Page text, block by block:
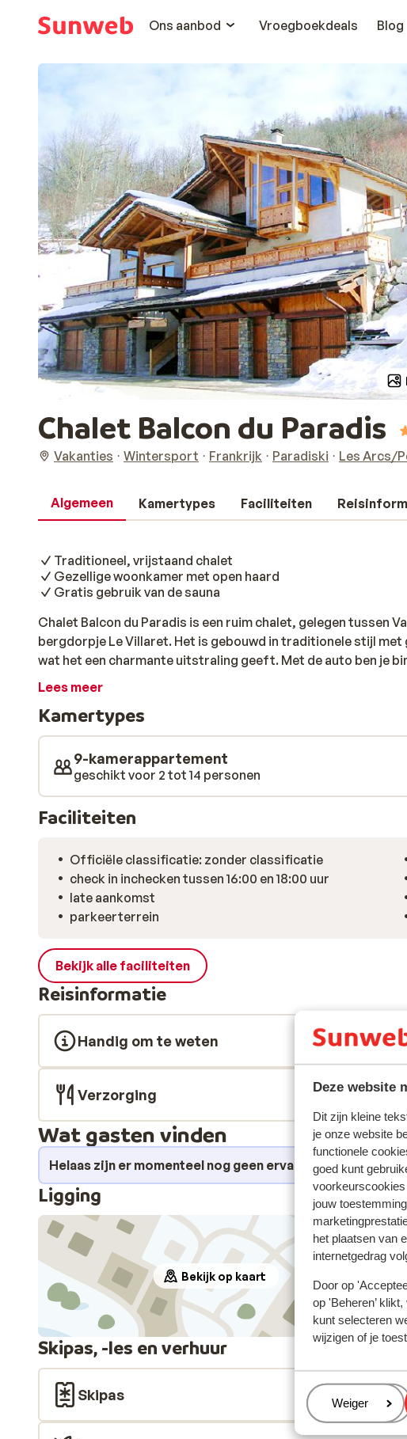
Deze website
Dit zijn kleine
je onze website
functionele
goed kunt
jouw
het plaatsen van
internetgedrag
Door op
op 'Beheren’
kunt selecteren
wijzigen of je
Beheren
Weiger
Ons aanbod
Vroegboekdeals Blog
Chalet Balcon du Paradis
Vakanties Wintersport Frankrijk Paradiski Les Arcs/
Algemeen Kamertypes Faciliteiten
Traditioneel, vrijstaand chalet
Gezellige woonkamer met open haard
Gratis gebruik van de sauna
Chalet Balcon du Paradis is een ruim chalet, gelegen tussen
bergdorpje Le Villaret. Het is gebouwd in traditionele stijl met
wat het een charmante uitstraling geeft. Met de auto ben je
Peisey vind je al op 600 meter van het chalet. De Lonzagne
verdiepingen en heeft een gezellige woonkamer met open
houten balken, de grote ramen die voor een prachtig uitzicht
versieringen. Er is een grote eetruimte en een volledig
frisse buitenlucht is het weer heerlijk opwarmen voor de open
gedeeld wordt met het naastgelegen chalet.
Lees meer
Kamertypes
9-kamerappartement
geschikt voor 2 tot 14 personen
Faciliteiten
Officiële classificatie: zonder classificatie
check in inchecken tussen 16:00 en 18:00 uur
late aankomst
parkeerterrein
Bekijk alle faciliteiten
Reisinformatie
Handig om te weten
Verzorging
Wat gasten vinden
Helaas zijn er momenteel nog geen ervaringen voor
Ligging
Bekijk op kaart
Skipas, -les en verhuur
Skipas